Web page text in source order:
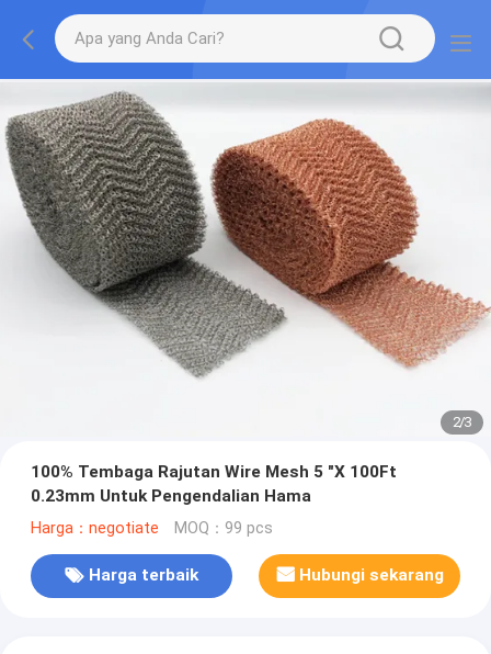
2/3
100% Tembaga Rajutan Wire Mesh 5 "X 100Ft
0.23mm Untuk Pengendalian Hama
Harga：negotiate MOQ：99 pcs
Harga terbaik Hubungi sekarang